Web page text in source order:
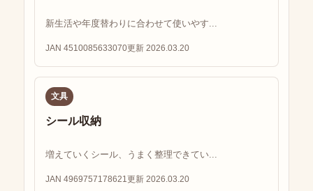
新生活や年度替わりに合わせて使いやす...
JAN 4510085633070更新 2026.03.20
文具
シール収納
増えていくシール、うまく整理できてい...
JAN 4969757178621 更新 2026.03.20